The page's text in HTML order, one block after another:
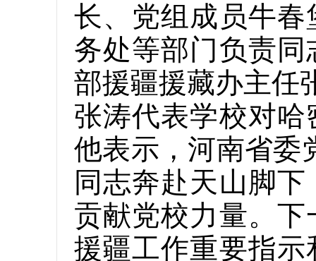
长、党组成员牛
务处等部门负责
部援疆援藏办主任
张涛代表学校对
他表示，河南省委
同志奔赴天山脚
贡献党校力量。
援疆工作重要指